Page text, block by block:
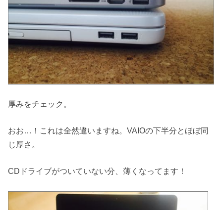
厚みをチェック。
おお…！これは全然違いますね。VAIOの下半分とほぼ同
じ厚さ。
CDドライブがついていない分、薄くなってます！